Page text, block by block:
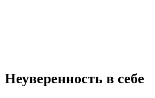
Неуверенность в себе